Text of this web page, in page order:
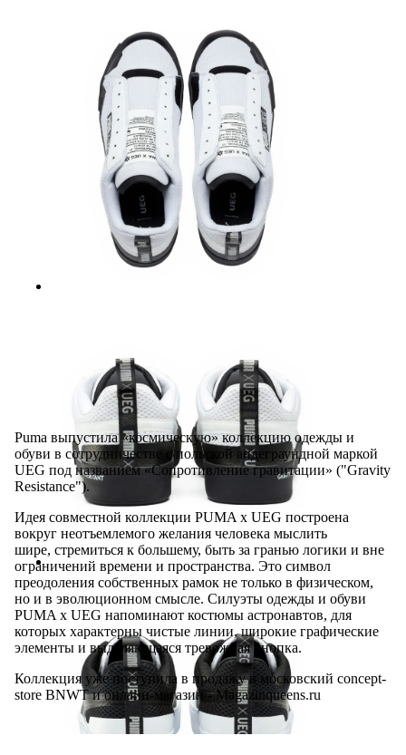
Puma выпустила «космическую» коллекцию одежды и
обуви в сотрудничестве с польской андеграундной маркой
UEG под названием «Сопротивление гравитации» ("Gravity
Resistance").
Идея совместной коллекции PUMA x UEG построена
вокруг неотъемлемого желания человека мыслить
шире, стремиться к большему, быть за гранью логики и вне
ограничений времени и пространства. Это символ
преодоления собственных рамок не только в физическом,
но и в эволюционном смысле. Силуэты одежды и обуви
PUMA x UEG напоминают костюмы астронавтов, для
которых характерны чистые линии, широкие графические
элементы и выделяющаяся тревожная кнопка.
Коллекция уже поступила в продажу в московский concept-
store BNWT и онлайн-магазин - Magazinqueens.ru